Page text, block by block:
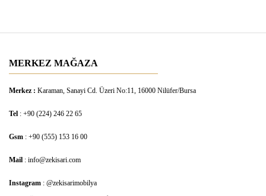
MERKEZ MAĞAZA
Merkez : Karaman, Sanayi Cd. Üzeri No:11, 16000 Nilüfer/Bursa
Tel : +90 (224) 246 22 65
Gsm : +90 (555) 153 16 00
Mail : info@zekisari.com
Instagram : @zekisarimobilya